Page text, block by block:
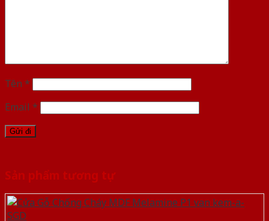
Tên *
Email *
Sản phẩm tương tự